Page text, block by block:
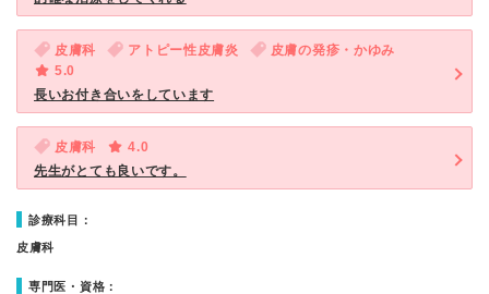
皮膚科 アトピー性皮膚炎
皮膚の発疹・かゆみ
5.0
長いお付き合いをしています
皮膚科
4.0
先生がとても良いです。
診療科目：
皮膚科
専門医・資格：